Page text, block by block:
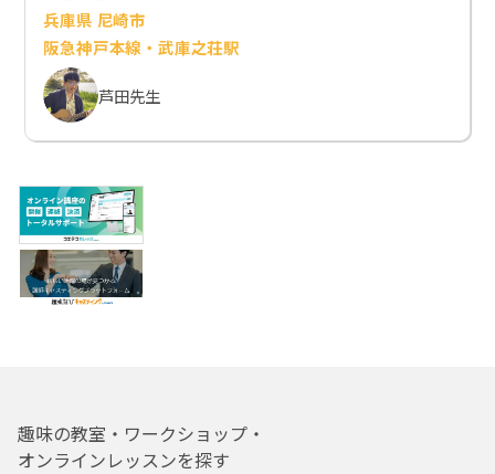
兵庫県 尼崎市
阪急神戸本線・武庫之荘駅
芦田先生
趣味の教室・ワークショップ・
オンラインレッスンを探す